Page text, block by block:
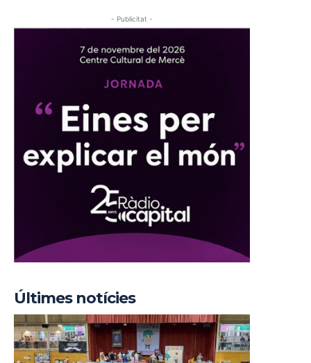
- Publicitat -
Últimes notícies